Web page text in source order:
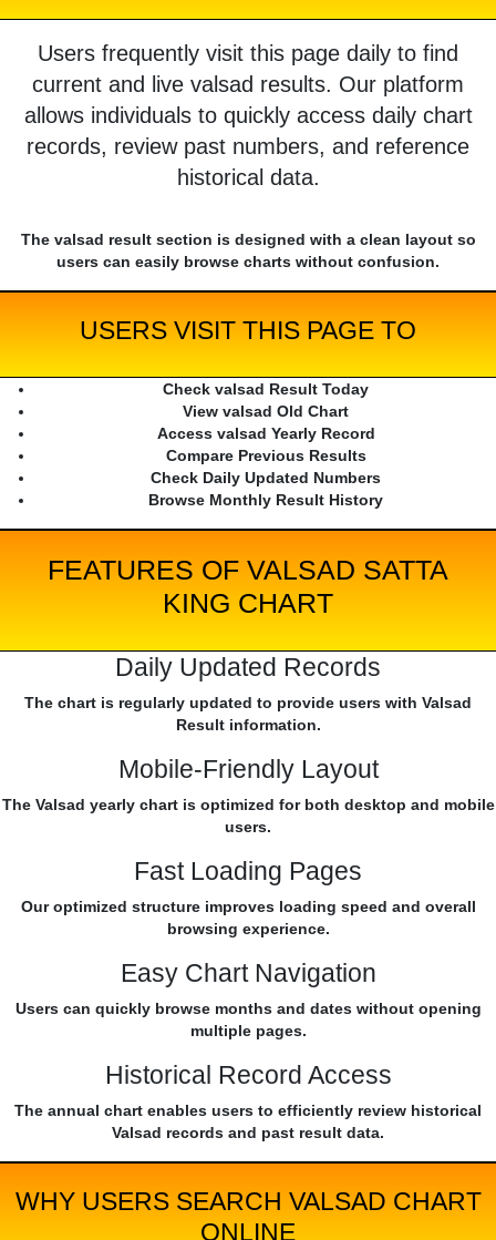
Users frequently visit this page daily to find
current and live valsad results. Our platform
allows individuals to quickly access daily chart
records, review past numbers, and reference
historical data.
The valsad result section is designed with a clean layout so
users can easily browse charts without confusion.
USERS VISIT THIS PAGE TO
Check valsad Result Today
View valsad Old Chart
Access valsad Yearly Record
Compare Previous Results
Check Daily Updated Numbers
Browse Monthly Result History
FEATURES OF VALSAD SATTA
KING CHART
Daily Updated Records
The chart is regularly updated to provide users with Valsad
Result information.
Mobile-Friendly Layout
The Valsad yearly chart is optimized for both desktop and mobile
users.
Fast Loading Pages
Our optimized structure improves loading speed and overall
browsing experience.
Easy Chart Navigation
Users can quickly browse months and dates without opening
multiple pages.
Historical Record Access
The annual chart enables users to efficiently review historical
Valsad records and past result data.
WHY USERS SEARCH VALSAD CHART
ONLINE